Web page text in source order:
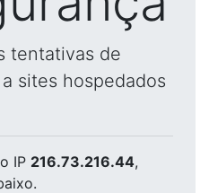
tentativas de
sites hospedados
IP 216.73.216.44,